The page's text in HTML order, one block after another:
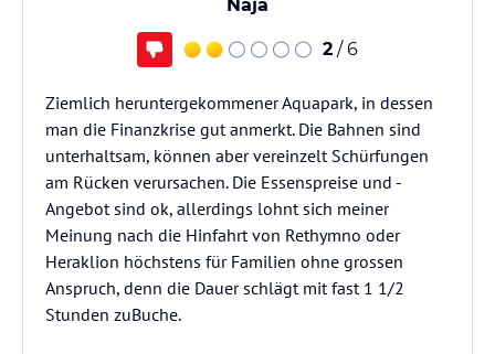
Naja
2 / 6
Ziemlich heruntergekommener Aquapark, in dessen
man die Finanzkrise gut anmerkt. Die Bahnen sind
unterhaltsam, können aber vereinzelt Schürfungen
am Rücken verursachen. Die Essenspreise und -
Angebot sind ok, allerdings lohnt sich meiner
Meinung nach die Hinfahrt von Rethymno oder
Heraklion höchstens für Familien ohne grossen
Anspruch, denn die Dauer schlägt mit fast 1 1/2
Stunden zuBuche.